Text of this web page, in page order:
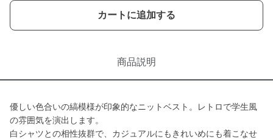
カートに追加する
商品説明
優しい色合いの縞模様が印象的なニットベスト。レトロで学生風
の雰囲気を演出します。
白シャツとの相性抜群で、カジュアルにもきれいめにも着こなせ